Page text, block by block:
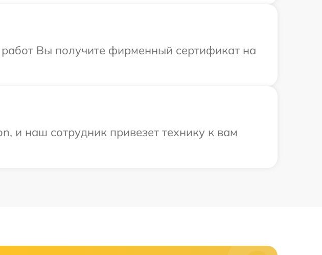
Вы получите фирменный сертификат на
и наш сотрудник привезет технику к вам